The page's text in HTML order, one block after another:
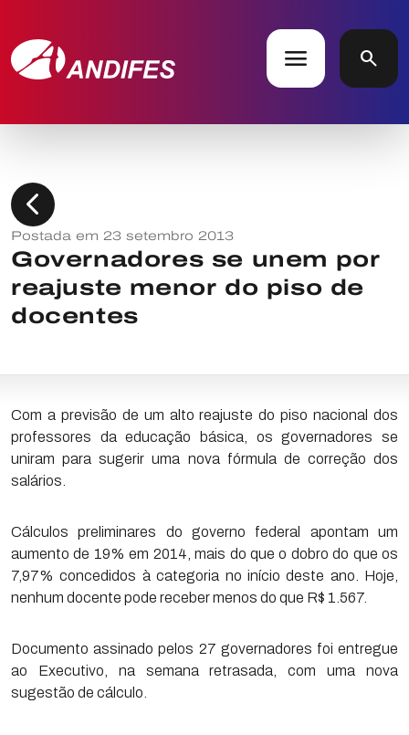
menu search
chevron_left
Postada em 23 setembro 2013
Governadores se unem por
reajuste menor do piso de
docentes
Com a previsão de um alto reajuste do piso nacional dos
professores da educação básica, os governadores se
uniram para sugerir uma nova fórmula de correção dos
salários.
Cálculos preliminares do governo federal apontam um
aumento de 19% em 2014, mais do que o dobro do que os
7,97% concedidos à categoria no início deste ano. Hoje,
nenhum docente pode receber menos do que R$ 1.567.
Documento assinado pelos 27 governadores foi entregue
ao Executivo, na semana retrasada, com uma nova
sugestão de cálculo.